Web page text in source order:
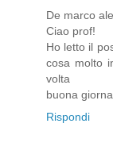
De marco
Ciao prof!
Ho letto il
cosa molto
volta
buona
Rispondi